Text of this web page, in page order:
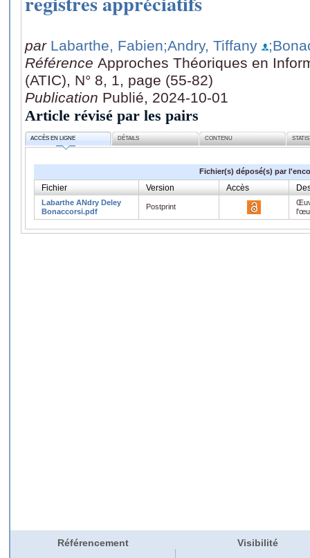
par Labarthe, Fabien;Andry, Tiffany
Référence Approches Théoriques en
(ATIC), N° 8, 1, page (55-82)
Publication Publié, 2024-10-01
Article révisé par les pairs
ACCÈS EN LIGNE DÉTAILS CONTENU
Fichier(s) déposé(s) par
Fichier Version Accès
Labarthe ANdry Deley
Bonaccorsi.pdf
Postprint
Référencement Visibilité